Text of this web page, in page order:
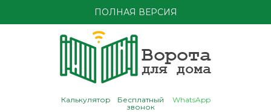
ПОЛНАЯ ВЕРСИЯ
Калькулятор
Бесплатный
звонок
WhatsApp